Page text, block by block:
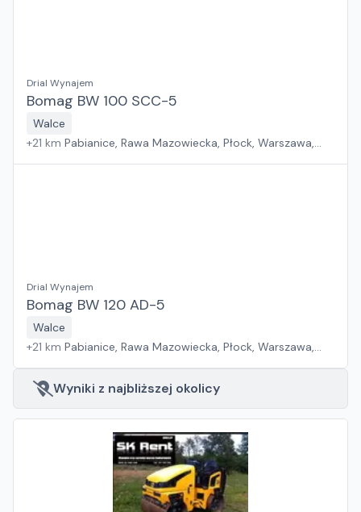
Drial Wynajem
Bomag BW 100 SCC-5
Walce
+21 km Pabianice, Rawa Mazowiecka, Płock, Warszawa,
Drial Wynajem
Bomag BW 120 AD-5
Walce
+21 km Pabianice, Rawa Mazowiecka, Płock, Warszawa,
Zielona Góra, Rzeszów, Gdańsk, Białystok, Szczecin
Wyniki z najbliższej okolicy